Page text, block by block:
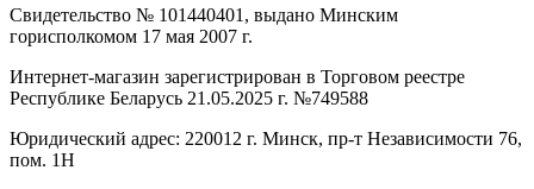
Свидетельство № 101440401, выдано Минским
горисполкомом 17 мая 2007 г.
Интернет-магазин зарегистрирован в Торговом реестре
Республике Беларусь 21.05.2025 г. №749588
Юридический адрес: 220012 г. Минск, пр-т Независимости 76,
пом. 1Н